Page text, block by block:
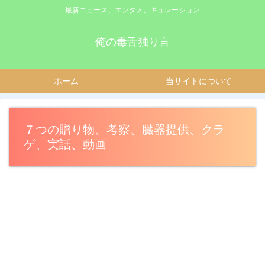
最新ニュース、エンタメ、キュレーション
俺の毒舌独り言
ホーム 当サイトについて
７つの贈り物、考察、臓器提供、クラ
ゲ、実話、動画